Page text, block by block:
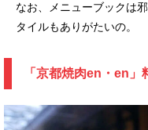
なお、メニューブックは
タイルもありがたいの。
「京都焼肉en・en」